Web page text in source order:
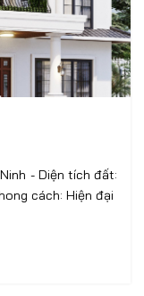
- Diện tích đất:
cách: Hiện đại